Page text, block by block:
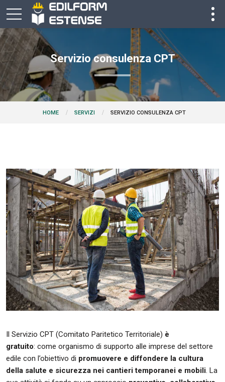
Servizio consulenza CPT
HOME SERVIZI SERVIZIO CONSULENZA CPT
Il Servizio CPT (Comitato Paritetico Territoriale) è
gratuito: come organismo di supporto alle imprese del settore
edile con l’obiettivo di promuovere e diffondere la cultura
della salute e sicurezza nei cantieri temporanei e mobili. La